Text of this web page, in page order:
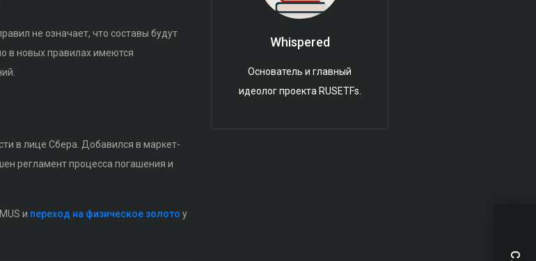
не означает, что составы будут
в новых правилах имеются
в лице Сбера. Добавился в маркет-
регламент процесса погашения и
и переход на физическое золото у
Whispered
Основатель и главный
идеолог проекта RUSETFs.